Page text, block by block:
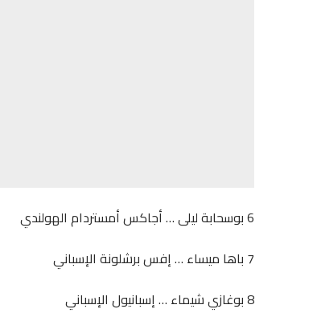
6 بوسحابة ليلى … أجاكس أمستردام الهولندي
7 باها ميساء … إفس برشلونة الإسباني
8 بوغازي شيماء … إسبانيول الإسباني